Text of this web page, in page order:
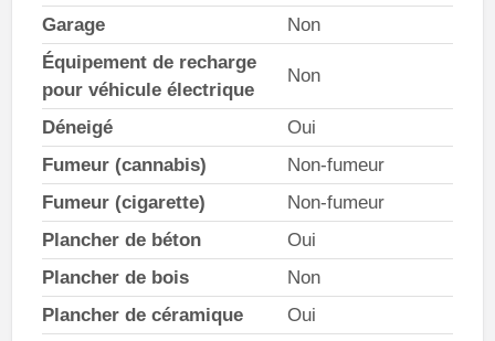
Garage
Non
Équipement de recharge
pour véhicule électrique
Non
Déneigé
Oui
Fumeur (cannabis)
Non-fumeur
Fumeur (cigarette)
Non-fumeur
Plancher de béton
Oui
Plancher de bois
Non
Plancher de céramique
Oui